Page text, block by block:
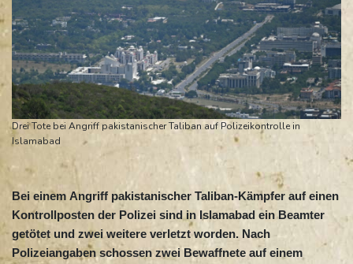
Drei Tote bei Angriff pakistanischer Taliban auf Polizeikontrolle in
Islamabad
Bei einem Angriff pakistanischer Taliban-Kämpfer auf einen
Kontrollposten der Polizei sind in Islamabad ein Beamter
getötet und zwei weitere verletzt worden. Nach
Polizeiangaben schossen zwei Bewaffnete auf einem